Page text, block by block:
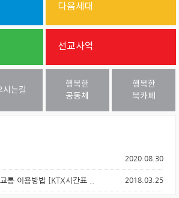
다음세대
선교사역
시는길
행복한
공동체
행복한
북카페
2020.08.30
통 이용방법 [KTX시간표 .. 2018.03.25